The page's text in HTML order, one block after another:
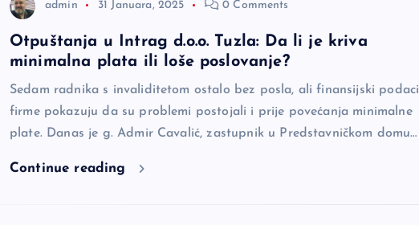
admin 31 Januara, 2025 0 Comments
Otpuštanja u Intrag d.o.o. Tuzla: Da li je kriva
minimalna plata ili loše poslovanje?
Sedam radnika s invaliditetom ostalo bez posla, ali finansijski podaci
firme pokazuju da su problemi postojali i prije povećanja minimalne
plate. Danas je g. Admir Cavalić, zastupnik u Predstavničkom domu…
Continue reading